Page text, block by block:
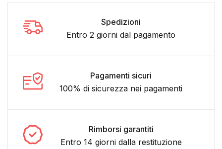
Spedizioni
Entro 2 giorni dal pagamento
Pagamenti sicuri
100% di sicurezza nei pagamenti
Rimborsi garantiti
Entro 14 giorni dalla restituzione